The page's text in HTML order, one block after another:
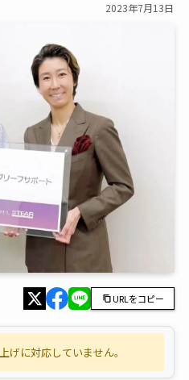
2023年7月13日
URLをコピー
げに対応していません。